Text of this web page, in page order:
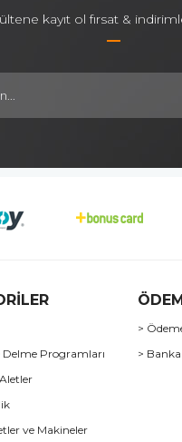
kayıt ol fırsat &
Delme Programları
ve Makineler
>
>